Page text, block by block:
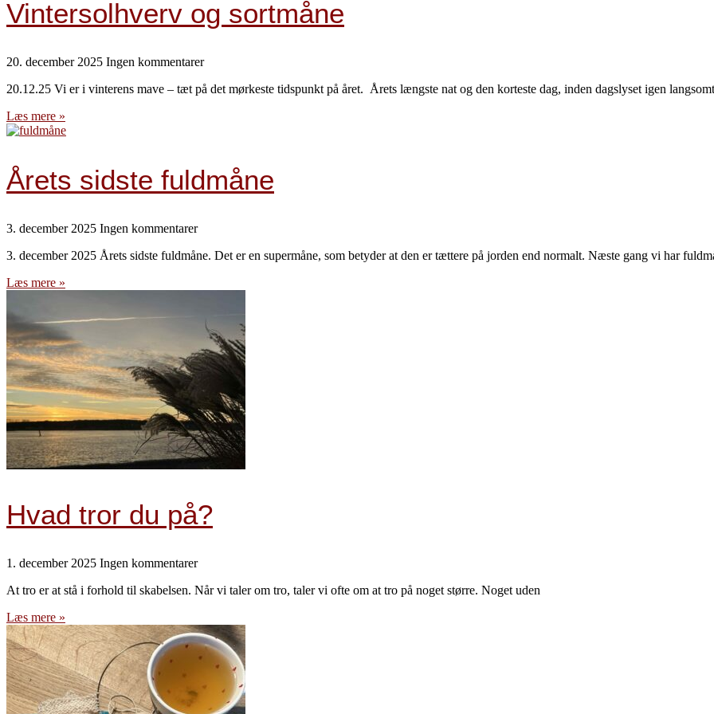
Vintersolhverv og sortmåne
20. december 2025 Ingen kommentarer
20.12.25 Vi er i vinterens mave – tæt på det mørkeste tidspunkt på året. Årets længste nat og den korteste dag, inden dagslyset igen langsomt
Læs mere »
Årets sidste fuldmåne
3. december 2025 Ingen kommentarer
3. december 2025 Årets sidste fuldmåne. Det er en supermåne, som betyder at den er tættere på jorden end normalt. Næste gang vi har
Læs mere »
Hvad tror du på?
1. december 2025 Ingen kommentarer
At tro er at stå i forhold til skabelsen. Når vi taler om tro, taler vi ofte om at tro på noget større. Noget uden
Læs mere »